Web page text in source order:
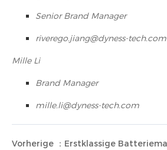
Senior Brand Manager
riverego.jiang@dyness-tech.com
Mille Li
Brand Manager
mille.li@dyness-tech.com
Vorherige ：Erstklassige